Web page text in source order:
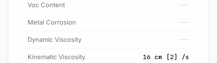
Voc Content ---
Metal Corrosion ---
Dynamic Viscosity ---
Kinematic Viscosity 16 cm [2] /s